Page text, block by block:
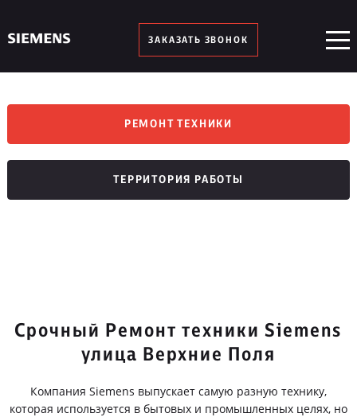
ЗАКАЗАТЬ ЗВОНОК
РЕМОНТ ТЕХНИКИ
ТЕРРИТОРИЯ РАБОТЫ
Срочный Ремонт техники Siemens
улица Верхние Поля
Компания Siemens выпускает самую разную технику,
которая используется в бытовых и промышленных целях, но